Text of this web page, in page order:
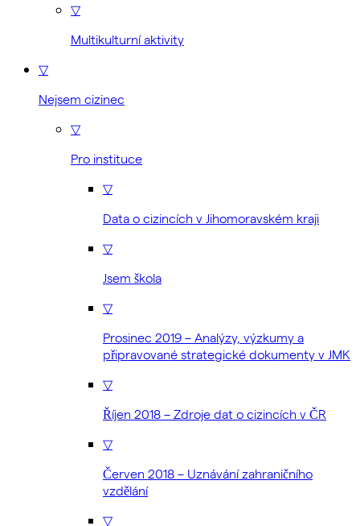
▽
Multikulturní aktivity
▽
Nejsem cizinec
▽
Pro instituce
▽
Data o cizincích v Jihomoravském kraji
▽
Jsem škola
▽
Prosinec 2019 – Analýzy, výzkumy a
připravované strategické dokumenty v JMK
▽
Říjen 2018 – Zdroje dat o cizincích v ČR
▽
Červen 2018 – Uznávání zahraničního
vzdělání
▽